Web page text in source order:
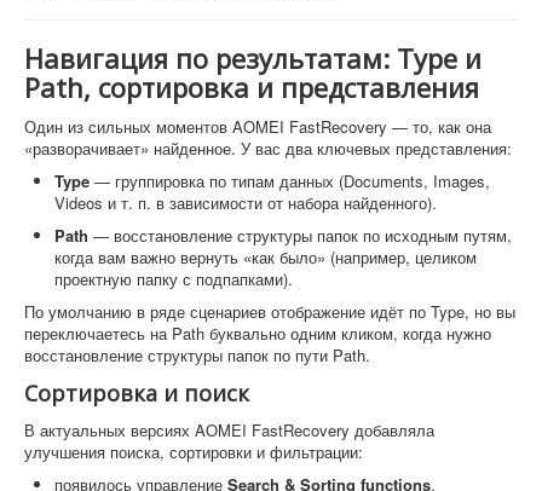
Навигация по результатам: Type и
Path, сортировка и представления
Один из сильных моментов AOMEI FastRecovery — то, как она
«разворачивает» найденное. У вас два ключевых представления:
Type — группировка по типам данных (Documents, Images,
Videos и т. п. в зависимости от набора найденного).
Path — восстановление структуры папок по исходным путям,
когда вам важно вернуть «как было» (например, целиком
проектную папку с подпапками).
По умолчанию в ряде сценариев отображение идёт по Type, но вы
переключаетесь на Path буквально одним кликом, когда нужно
восстановление структуры папок по пути Path.
Сортировка и поиск
В актуальных версиях AOMEI FastRecovery добавляла
улучшения поиска, сортировки и фильтрации:
появилось управление Search & Sorting functions,